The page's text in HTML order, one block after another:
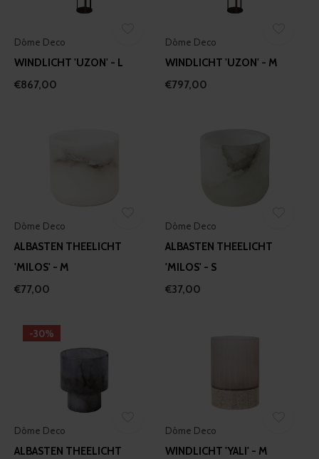
Dôme Deco
WINDLICHT 'UZON' - L
€867,00
Dôme Deco
WINDLICHT 'UZON' - M
€797,00
Dôme Deco
ALBASTEN THEELICHT
'MILOS' - M
€77,00
Dôme Deco
ALBASTEN THEELICHT
'MILOS' - S
€37,00
-30%
Dôme Deco
ALBASTEN THEELICHT
Dôme Deco
WINDLICHT 'YALI' - M